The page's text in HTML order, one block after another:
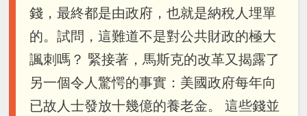
錢，最終都是由政府，也就是納稅人埋單
的。試問，這難道不是對公共財政的極大
諷刺嗎？ 緊接著，馬斯克的改革又揭露了
另一個令人驚愕的事實：美國政府每年向
已故人士發放十幾億的養老金。 這些錢並